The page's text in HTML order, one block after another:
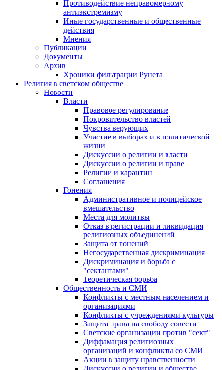
Противодействие неправомерному
антиэкстремизму
Иные государственные и общественные
действия
Мнения
Публикации
Документы
Архив
Хроники фильтрации Рунета
Религия в светском обществе
Новости
Власти
Правовое регулирование
Покровительство властей
Чувства верующих
Участие в выборах и в политической
жизни
Дискуссии о религии и власти
Дискуссии о религии и праве
Религии и карантин
Соглашения
Гонения
Административное и полицейское
вмешательство
Места для молитвы
Отказ в регистрации и ликвидация
религиозных объединений
Защита от гонений
Негосударственная дискриминация
Дискриминация и борьба с
"сектантами"
Теоретическая борьба
Общественность и СМИ
Конфликты с местным населением и
организациями
Конфликты с учреждениями культуры
Защита права на свободу совести
Светские организации против "сект"
Диффамация религиозных
организаций и конфликты со СМИ
Акции в защиту нравственности
Дискуссии о религии и обществе